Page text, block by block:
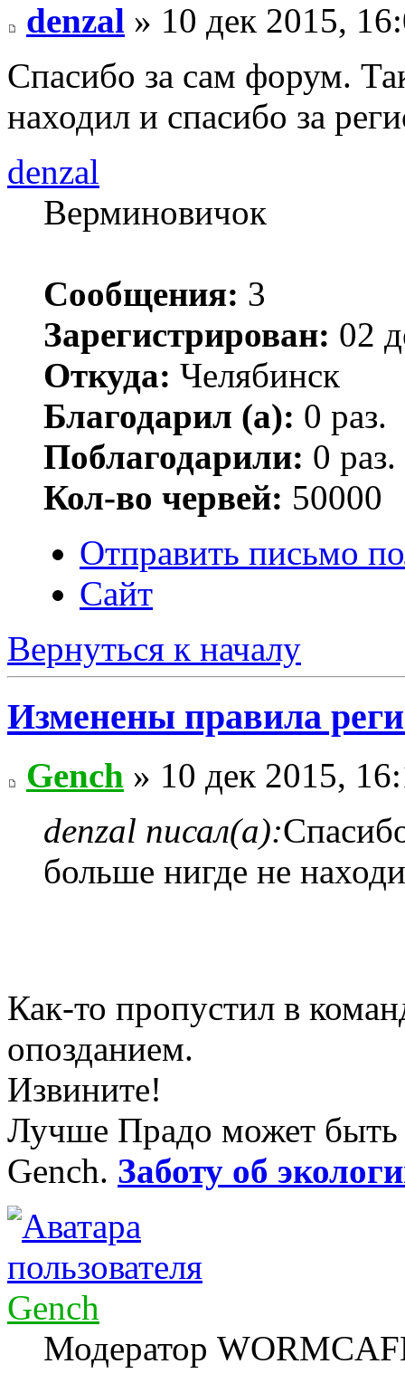
denzal » 10 дек 2015,
Спасибо за сам форум.
находил и спасибо за
denzal
Верминовичок
Сообщения: 3
Зарегистрирован: 02
Откуда: Челябинск
Благодарил (а): 0 раз.
Поблагодарили: 0 раз.
Кол-во червей: 50000
Отправить письмо
Сайт
Вернуться к началу
Изменены правила
Gench » 10 дек 2015,
denzal писал(а):
больше нигде не
Как-то пропустил в
опозданием.
Извините!
Лучше Прадо может
Gench. Заботу об
Gench
Модератор